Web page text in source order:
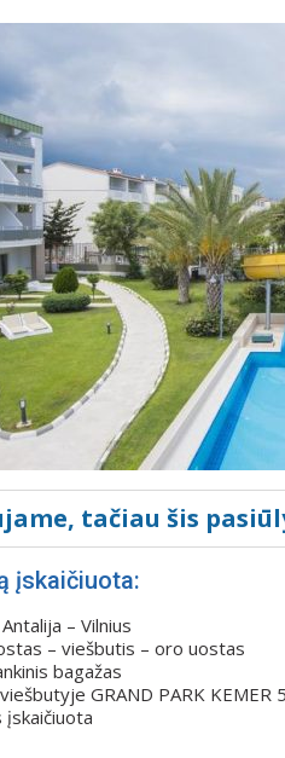
tačiau šis
įskaičiuota:
– Vilnius
– viešbutis – oro uostas
bagažas
viešbutyje GRAND PARK KEMER
įskaičiuota